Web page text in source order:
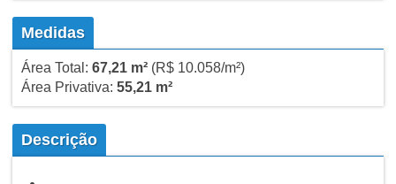
Medidas
Área Total: 67,21 m²(R$ 10.058/m²)
Área Privativa: 55,21 m²
Descrição